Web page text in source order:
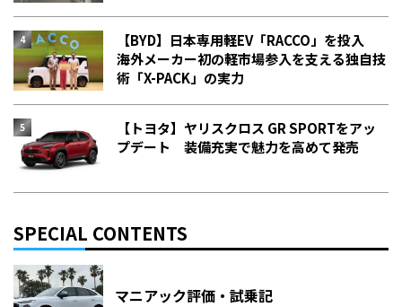
【BYD】日本専用軽EV「RACCO」を投入
海外メーカー初の軽市場参入を支える独自技
術「X-PACK」の実力
【トヨタ】ヤリスクロス GR SPORTをアッ
プデート 装備充実で魅力を高めて発売
SPECIAL CONTENTS
マニアック評価・試乗記